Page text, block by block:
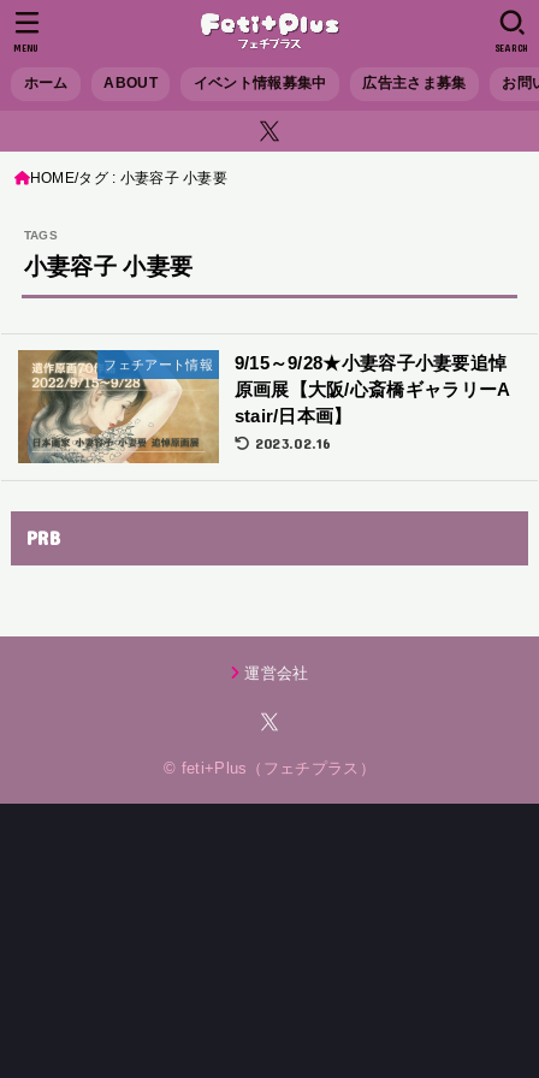
ホーム ABOUT イベント情報募集中 広告主さま募集 お問
SEARCH
MENU
HOME タグ : 小妻容子 小妻要
小妻容子 小妻要
フェチアート情報
9/15～9/28★小妻容子小妻要追悼
原画展【大阪/心斎橋ギャラリーA
stair/日本画】
2023.02.16
PRB
運営会社
© feti+Plus（フェチプラス）